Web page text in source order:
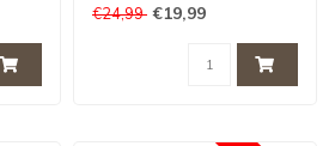
€24,99 €19,99